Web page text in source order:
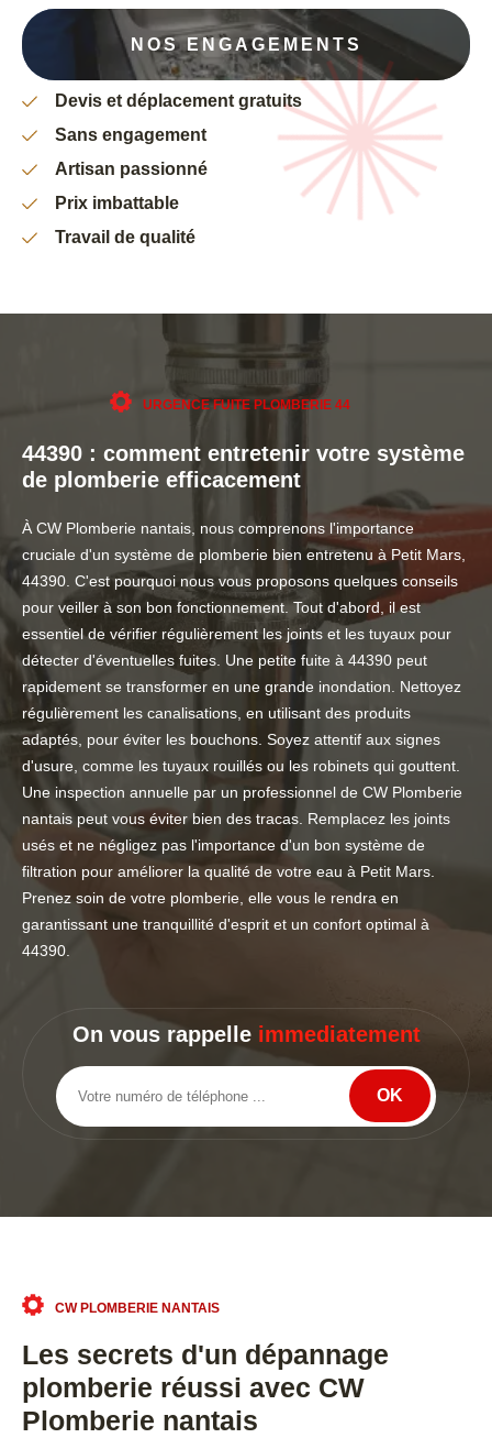
NOS ENGAGEMENTS
Devis et déplacement gratuits
Sans engagement
Artisan passionné
Prix imbattable
Travail de qualité
URGENCE FUITE PLOMBERIE 44
44390 : comment entretenir votre système
de plomberie efficacement
À CW Plomberie nantais, nous comprenons l'importance
cruciale d'un système de plomberie bien entretenu à Petit Mars,
44390. C'est pourquoi nous vous proposons quelques conseils
pour veiller à son bon fonctionnement. Tout d'abord, il est
essentiel de vérifier régulièrement les joints et les tuyaux pour
détecter d'éventuelles fuites. Une petite fuite à 44390 peut
rapidement se transformer en une grande inondation. Nettoyez
régulièrement les canalisations, en utilisant des produits
adaptés, pour éviter les bouchons. Soyez attentif aux signes
d'usure, comme les tuyaux rouillés ou les robinets qui gouttent.
Une inspection annuelle par un professionnel de CW Plomberie
nantais peut vous éviter bien des tracas. Remplacez les joints
usés et ne négligez pas l'importance d'un bon système de
filtration pour améliorer la qualité de votre eau à Petit Mars.
Prenez soin de votre plomberie, elle vous le rendra en
garantissant une tranquillité d'esprit et un confort optimal à
44390.
On vous rappelle immediatement
CW PLOMBERIE NANTAIS
Les secrets d'un dépannage
plomberie réussi avec CW
Plomberie nantais